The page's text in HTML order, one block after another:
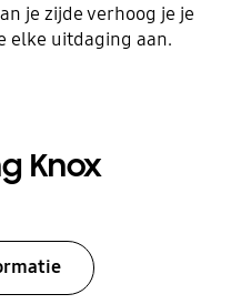
je zijde verhoog je je
elke uitdaging aan.
Knox